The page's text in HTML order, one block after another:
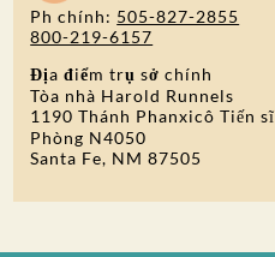
Ph chính: 505-827-2855
800-219-6157
Địa điểm trụ sở chính
Tòa nhà Harold Runnels
1190 Thánh Phanxicô Tiến sĩ
Phòng N4050
Santa Fe, NM 87505